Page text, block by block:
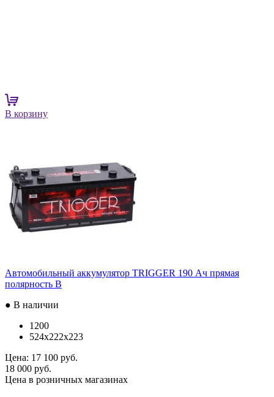
В корзину
Автомобильный аккумулятор TRIGGER 190 Ач прямая
полярность B
● В наличии
1200
524x222x223
Цена: 17 100 руб.
18 000 руб.
Цена в розничных магазинах